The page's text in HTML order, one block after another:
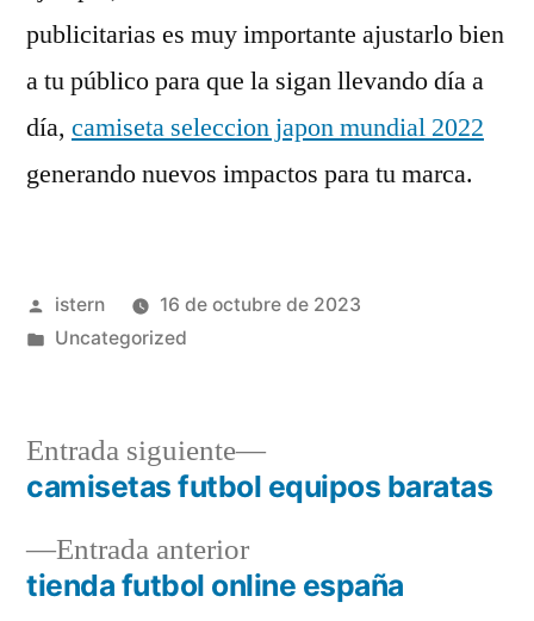
publicitarias es muy importante ajustarlo bien
a tu público para que la sigan llevando día a
día, camiseta seleccion japon mundial 2022
generando nuevos impactos para tu marca.
Publicado
por
istern
16 de octubre de 2023
Publicado
Uncategorized
Navegación
deEntrada anteriorEntrada
anterior:
tienda futbol online españa
Entrada siguiente
Entrada
siguiente:
camisetas futbol equipos baratas